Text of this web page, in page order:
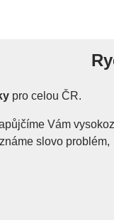
pro celou ČR.
Vám
slovo problém,